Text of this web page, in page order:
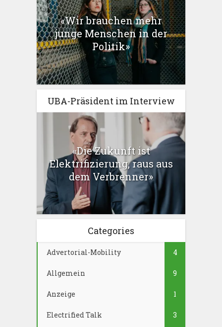
«Wir brauchen mehr
junge Menschen in der
Politik»
UBA-Präsident im Interview
«Die Zukunft ist
Elektrifizierung, raus aus
dem Verbrenner»
Categories
Advertorial-Mobility 4
Allgemein 9
Anzeige 1
Electrified Talk 3